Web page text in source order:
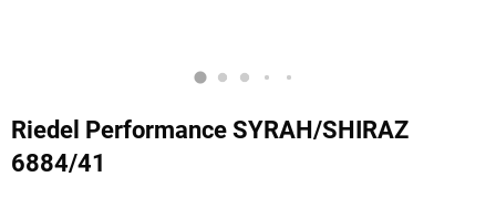
Riedel Performance SYRAH/SHIRAZ
6884/41